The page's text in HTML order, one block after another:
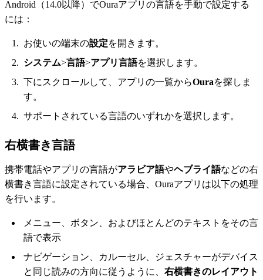
Android（14.0以降）でOuraアプリの言語を手動で設定する
には：
お使いの端末の設定を開きます。
システム>言語>アプリ言語を選択します。
下にスクロールして、アプリの一覧からOuraを探しま
す。
サポートされている言語のいずれかを選択します。
右横書き言語
携帯電話やアプリの言語がアラビア語やヘブライ語などの右
横書き言語に設定されている場合、Ouraアプリは以下の処理
を行います。
メニュー、ボタン、およびほとんどのテキストをその言
語で表示
ナビゲーション、カルーセル、ジェスチャーがデバイス
と同じ読みの方向に従うように、 右横書きのレイアウト